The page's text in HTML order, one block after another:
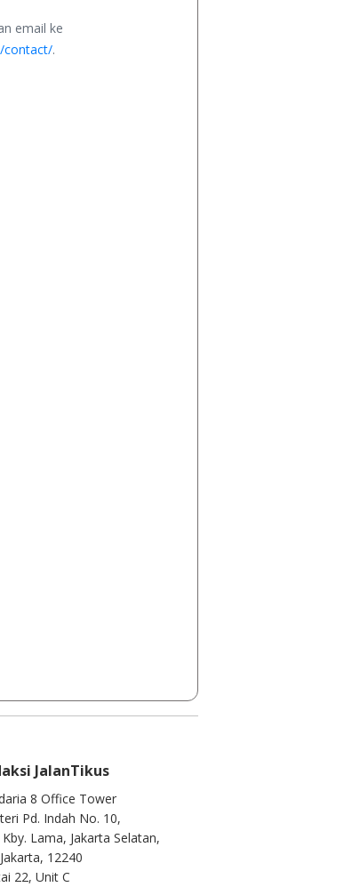
email ke
contact/.
JalanTikus
8 Office Tower
Pd. Indah No. 10,
Kby. Lama, Jakarta Selatan,
12240
22, Unit C